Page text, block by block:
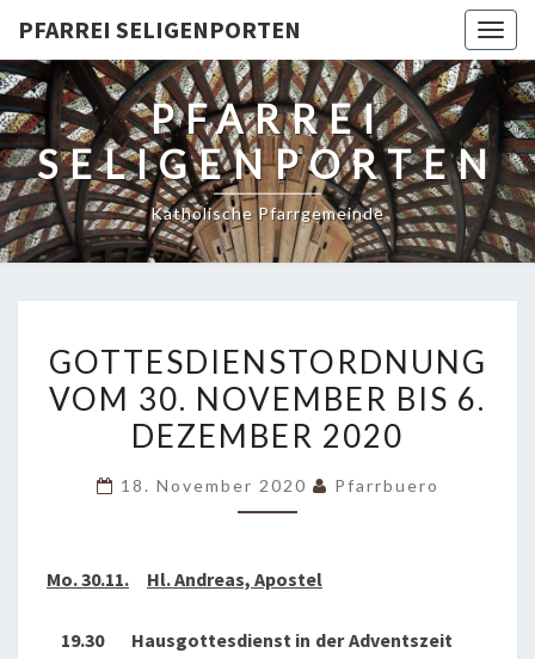
PFARREI SELIGENPORTEN
PFARREI
SELIGENPORTEN
Katholische Pfarrgemeinde
VOM
30.
NOVEMBER
6.
GOTTESDIENSTORDNUNG
VOM 30. NOVEMBER BIS 6.
DEZEMBER 2020
18. November 2020 Pfarrbuero
Mo. 30.11. Hl. Andreas, Apostel
19.30 Hausgottesdienst in der Adventszeit